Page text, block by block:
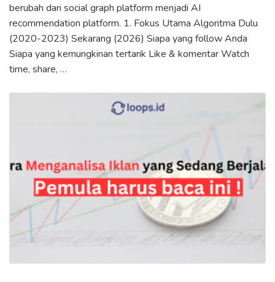
berubah dari social graph platform menjadi AI
recommendation platform. 1. Fokus Utama Algoritma Dulu
(2020-2023) Sekarang (2026) Siapa yang follow Anda
Siapa yang kemungkinan tertarik Like & komentar Watch
time, share, …